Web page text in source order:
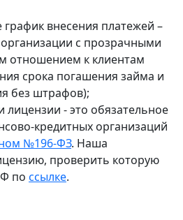
внесения платежей –
с прозрачными
отношением к клиентам
срока погашения займа и
без штрафов);
лицензии - это обязательное
кредитных организаций
№196-ФЗ. Наша
проверить которую
по ссылке.